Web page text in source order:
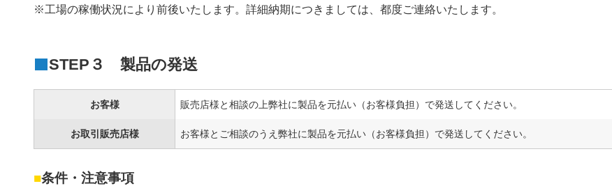
※工場の稼働状況により前後いたします。詳細納期につきましては、都度ご連絡いたします。
STEP３ 製品の発送
お客様 販売店様と相談の上弊社に製品を元払い（お客様負担）で発送してください。
お取引販売店様 お客様とご相談のうえ弊社に製品を元払い（お客様負担）で発送してください。
■条件・注意事項